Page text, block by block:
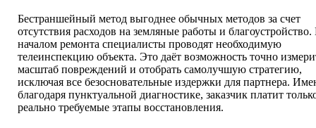
Бестраншейный метод выгоднее обычных методов за счет
отсутствия расходов на земляные работы и
началом ремонта специалисты проводят необходимую
телеинспекцию объекта. Это даёт возможность точно
масштаб повреждений и отобрать самолучшую стратегию,
исключая все безосновательные издержки для партнера.
благодаря пунктуальной диагностике, заказчик платит
реально требуемые этапы восстановления.